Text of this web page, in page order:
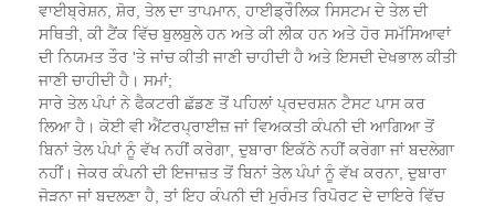
ਵਾਈਬ੍ਰੇਸ਼ਨ, ਸ਼ੋਰ, ਤੇਲ ਦਾ ਤਾਪਮਾਨ, ਹਾਈਡ੍ਰੌਲਿਕ ਸਿਸਟਮ ਦੇ ਤੇਲ ਦੀ
ਸਥਿਤੀ, ਕੀ ਟੈਂਕ ਵਿੱਚ ਬੁਲਬੁਲੇ ਹਨ ਅਤੇ ਕੀ ਲੀਕ ਹਨ ਅਤੇ ਹੋਰ ਸਮੱਸਿਆਵਾਂ
ਦੀ ਨਿਯਮਤ ਤੌਰ 'ਤੇ ਜਾਂਚ ਕੀਤੀ ਜਾਣੀ ਚਾਹੀਦੀ ਹੈ ਅਤੇ ਇਸਦੀ ਦੇਖਭਾਲ ਕੀਤੀ
ਜਾਣੀ ਚਾਹੀਦੀ ਹੈ। ਸਮਾਂ;
ਸਾਰੇ ਤੇਲ ਪੰਪਾਂ ਨੇ ਫੈਕਟਰੀ ਛੱਡਣ ਤੋਂ ਪਹਿਲਾਂ ਪ੍ਰਦਰਸ਼ਨ ਟੈਸਟ ਪਾਸ ਕਰ
ਲਿਆ ਹੈ। ਕੋਈ ਵੀ ਐਂਟਰਪ੍ਰਾਈਜ਼ ਜਾਂ ਵਿਅਕਤੀ ਕੰਪਨੀ ਦੀ ਆਗਿਆ ਤੋਂ
ਬਿਨਾਂ ਤੇਲ ਪੰਪਾਂ ਨੂੰ ਵੱਖ ਨਹੀਂ ਕਰੇਗਾ, ਦੁਬਾਰਾ ਇਕੱਠੇ ਨਹੀਂ ਕਰੇਗਾ ਜਾਂ ਬਦਲੇਗਾ
ਨਹੀਂ। ਜੇਕਰ ਕੰਪਨੀ ਦੀ ਇਜਾਜ਼ਤ ਤੋਂ ਬਿਨਾਂ ਤੇਲ ਪੰਪਾਂ ਨੂੰ ਵੱਖ ਕਰਨਾ, ਦੁਬਾਰਾ
ਜੋੜਨਾ ਜਾਂ ਬਦਲਣਾ ਹੈ, ਤਾਂ ਇਹ ਕੰਪਨੀ ਦੀ ਮੁਰੰਮਤ ਰਿਪੋਰਟ ਦੇ ਦਾਇਰੇ ਵਿੱਚ